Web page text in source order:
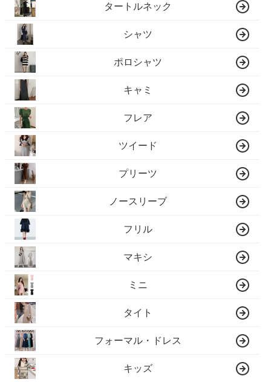
タートルネック
シャツ
ポロシャツ
キャミ
フレア
ツイード
プリーツ
ノースリーブ
フリル
マキシ
ミニ
タイト
フォーマル・ドレス
キッズ